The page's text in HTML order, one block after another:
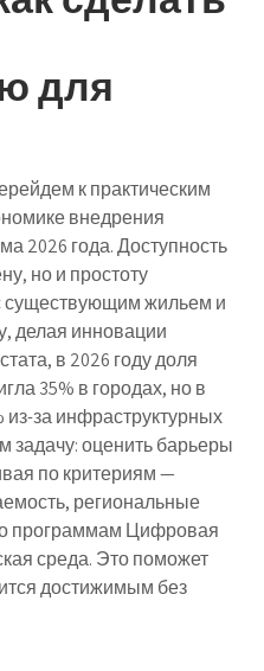
для
к практическим
внедрения
2026 года. Доступность
но и простоту
существующим жильем и
делая инновации
в 2026 году доля
35% в городах, но в
из-за инфраструктурных
задачу: оценить барьеры
по критериям —
региональные
программам Цифровая
среда. Это поможет
достижимым без